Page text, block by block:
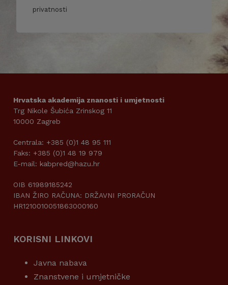
privatnosti
Hrvatska akademija znanosti i umjetnosti
Trg Nikole Šubića Zrinskog 11
10000 Zagreb
Centrala: +385 (0)1 48 95 111
Faks: +385 (0)1 48 19 979
E-mail: kabpred@hazu.hr
OIB 61989185242
IBAN ŽIRO RAČUNA: DRŽAVNI PRORAČUN
HR1210010051863000160
KORISNI LINKOVI
Javna nabava
Znanstvene i umjetničke